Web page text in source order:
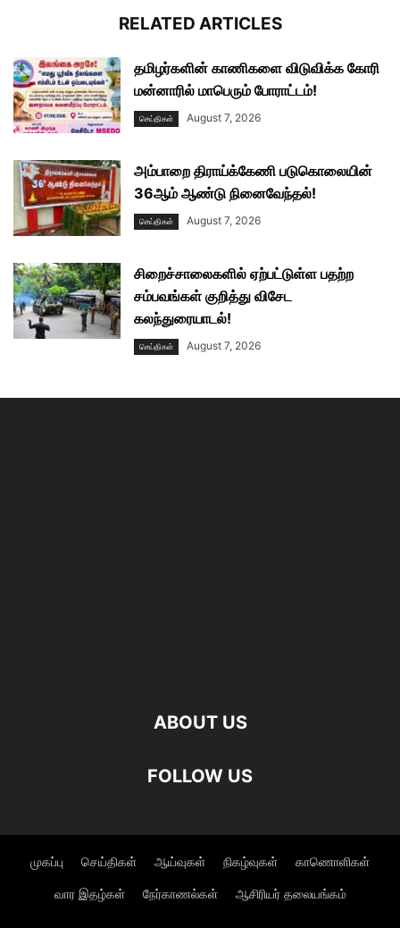
RELATED ARTICLES
தமிழர்களின் காணிகளை விடுவிக்க கோரி
மன்னாரில் மாபெரும் போராட்டம்!
செய்திகள் August 7, 2026
அம்பாறை திராய்க்கேணி படுகொலையின்
36ஆம் ஆண்டு நினைவேந்தல்!
செய்திகள் August 7, 2026
சிறைச்சாலைகளில் ஏற்பட்டுள்ள பதற்ற
சம்பவங்கள் குறித்து விசேட
கலந்துரையாடல்!
செய்திகள் August 7, 2026
ABOUT US
FOLLOW US
முகப்பு செய்திகள் ஆய்வுகள் நிகழ்வுகள் காணொளிகள்
வார இதழ்கள் நேர்காணல்கள் ஆசிரியர் தலையங்கம்